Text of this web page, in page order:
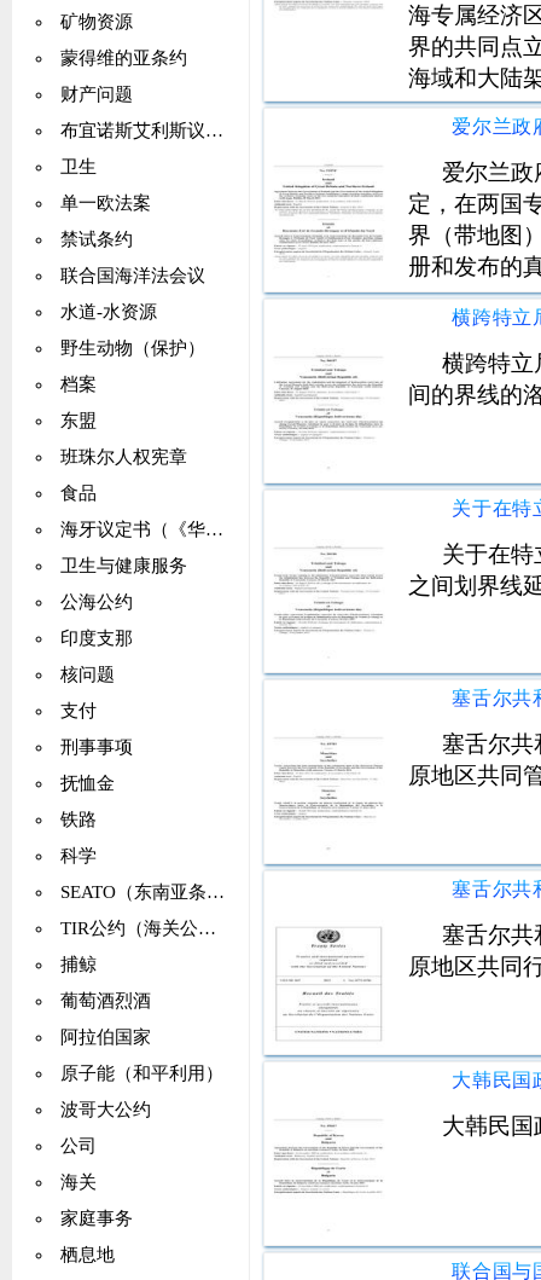
矿物资源
蒙得维的亚条约
财产问题
布宜诺斯艾利斯议定书
卫生
单一欧法案
禁试条约
联合国海洋法会议
水道-水资源
野生动物（保护）
档案
东盟
班珠尔人权宪章
食品
海牙议定书（《华沙公约》）
卫生与健康服务
公海公约
印度支那
核问题
支付
刑事事项
抚恤金
铁路
科学
SEATO（东南亚条约组织）
TIR公约（海关公约）
捕鲸
葡萄酒烈酒
阿拉伯国家
原子能（和平利用）
波哥大公约
公司
海关
家庭事务
栖息地
海专属经济
界的共同点
海域和大陆
区和大陆架
的文本（如
议/行动附件
爱尔兰政
定，在两国
界（带地图
册和发布的
横跨特立
间的界线的
关于在特
之间划界线
塞舌尔共
原地区共同
塞舌尔共
原地区共同
大韩民国